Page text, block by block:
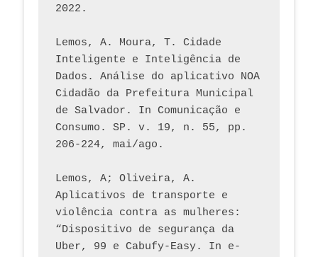
2022.
Lemos, A. Moura, T. Cidade
Inteligente e Inteligência de
Dados. Análise do aplicativo NOA
Cidadão da Prefeitura Municipal
de Salvador. In Comunicação e
Consumo. SP. v. 19, n. 55, pp.
206-224, mai/ago.
Lemos, A; Oliveira, A.
Aplicativos de transporte e
violência contra as mulheres:
“Dispositivo de segurança da
Uber, 99 e Cabufy-Easy. In e-